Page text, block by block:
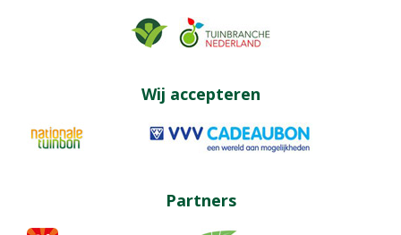
Wij accepteren
Partners